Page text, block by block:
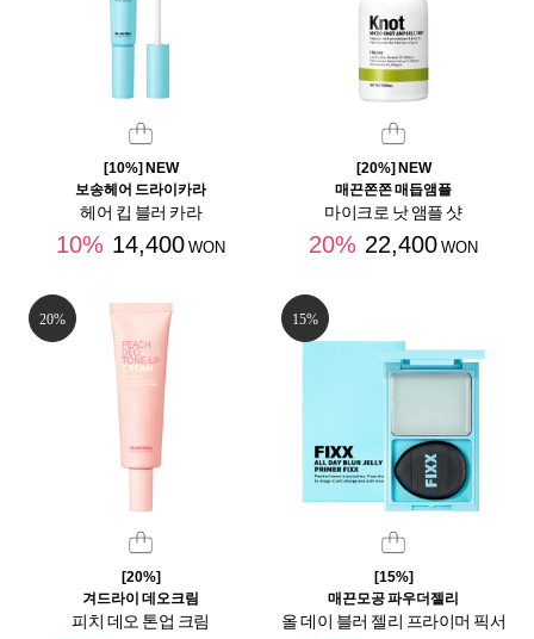
[10%] NEW
보송헤어 드라이카라
헤어 킵 블러 카라
10% 14,400 WON
[20%] NEW
매끈쫀쫀 매듭앰플
마이크로 낫 앰플 샷
20% 22,400 WON
20%
[20%]
겨드라이 데오크림
피치 데오 톤업 크림
15%
[15%]
매끈모공 파우더젤리
올 데이 블러 젤리 프라이머 픽서